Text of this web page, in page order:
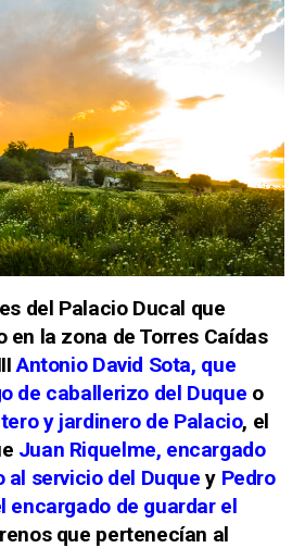
del Palacio Ducal que
en la zona de Torres Caídas
Antonio David Sota, que
de caballerizo del Duque o
y jardinero de Palacio, el
Juan Riquelme, encargado
al servicio del Duque y Pedro
encargado de guardar el
que pertenecían al